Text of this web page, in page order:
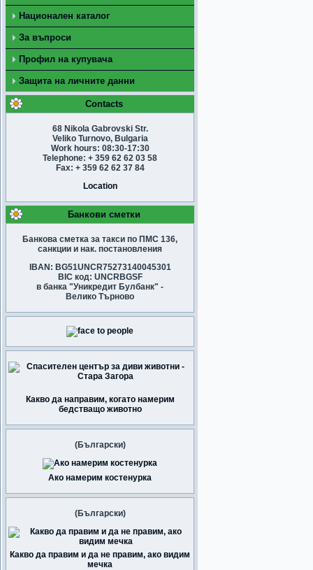
Национален каталог
За въпроси
Профил на купувача
Защита на личните данни
Contacts
68 Nikola Gabrovski Str.
Veliko Turnovo, Bulgaria
Work hours: 08:30-17:30
Telephone: + 359 62 62 03 58
Fax: + 359 62 62 37 84
Location
Банкови сметки
Банкова сметка за такси по ПМС 136,
санкции и нак. постановления
IBAN: BG51UNCR75273140045301
BIC код: UNCRBGSF
в банка "Уникредит Булбанк" -
Велико Търново
Какво да направим, когато намерим
бедстващо животно
(Български)
Ако намерим костенурка
(Български)
Какво да правим и да не правим, ако видим
мечка